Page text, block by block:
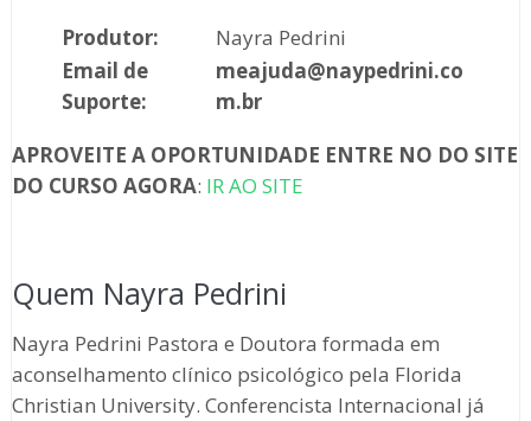
Produtor:
Nayra Pedrini
Email de
Suporte:
meajuda@naypedrini.co
m.br
APROVEITE A OPORTUNIDADE ENTRE NO DO SITE
DO CURSO AGORA: IR AO SITE
Quem Nayra Pedrini
Nayra Pedrini Pastora e Doutora formada em
aconselhamento clínico psicológico pela Florida
Christian University. Conferencista Internacional já